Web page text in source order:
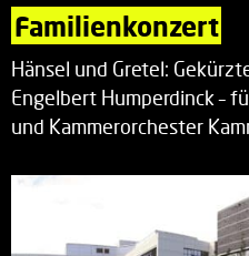
Familienkonzert
Hänsel und Gretel:
Engelbert Humperdinck –
und Kammerorchester